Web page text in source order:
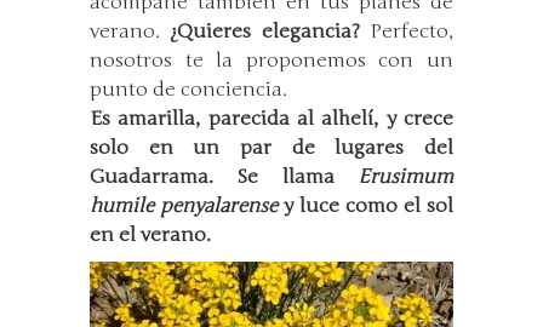
verano. ¿Quieres elegancia?Perfecto,
nosotros te la proponemos con un
punto de conciencia.
Es amarilla, parecida al alhelí, y crece
solo en un par de lugares del
Guadarrama. Se llama Erusimum
humile penyalarensey luce como el sol
en el verano.